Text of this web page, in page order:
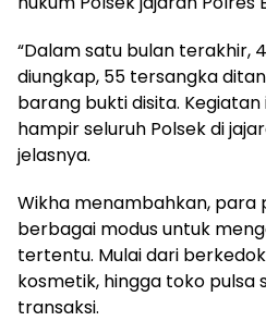
“Dalam satu bulan terakhir,
diungkap, 55 tersangka
barang bukti disita. Kegiatan
hampir seluruh Polsek di
jelasnya.
Wikha menambahkan, para
berbagai modus untuk
tertentu. Mulai dari
kosmetik, hingga toko pulsa
transaksi.